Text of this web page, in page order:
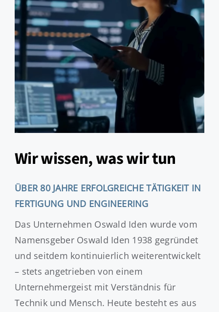
Wir wissen, was wir tun
ÜBER 80 JAHRE ERFOLGREICHE TÄTIGKEIT IN
FERTIGUNG UND ENGINEERING
Das Unternehmen Oswald Iden wurde vom
Namensgeber Oswald Iden 1938 gegründet
und seitdem kontinuierlich weiterentwickelt
– stets angetrieben von einem
Unternehmergeist mit Verständnis für
Technik und Mensch. Heute besteht es aus